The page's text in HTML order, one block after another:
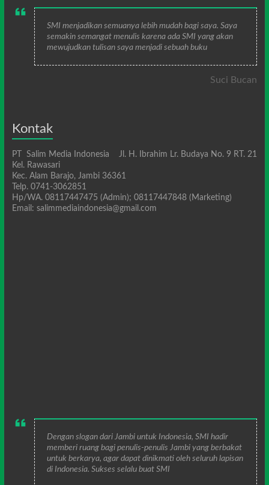
SMI menjadikan semuanya lebih mudah bagi saya. Saya
semakin semangat menulis karena ada SMI yang akan
mewujudkan tulisan saya menjadi sebuah buku
Suci Bucan
Kontak
PT Salim Media Indonesia Jl. H. Ibrahim Lr. Budaya No. 9 RT. 21
Kel. Rawasari
Kec. Alam Barajo, Jambi 36361
Telp. 0741-3062851
Hp/WA. 08117447475 (Admin); 08117447848 (Marketing)
Email: salimmediaindonesia@gmail.com
Dengan slogan dari Jambi untuk Indonesia, SMI hadir
memberi ruang bagi penulis-penulis Jambi yang berbakat
untuk berkarya, agar dapat dinikmati oleh seluruh lapisan
di Indonesia. Sukses selalu buat SMI